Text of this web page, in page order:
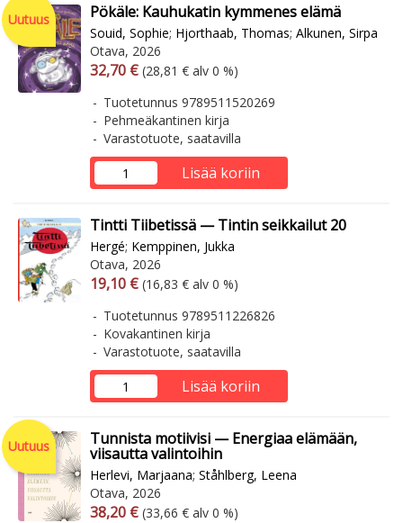
Uutuus Pökäle: Kauhukatin kymmenes elämä
Souid, Sophie; Hjorthaab, Thomas; Alkunen, Sirpa
Otava, 2026
Arvonlisäverollinen hinta
32,70 € Arvonlisäveroton hinta
(28,81 € alv 0 %)
Tuotetunnus 9789511520269
Pehmeäkantinen kirja
Varastotuote, saatavilla
Lisää koriin
Tintti Tiibetissä — Tintin seikkailut 20
Hergé; Kemppinen, Jukka
Otava, 2026
Arvonlisäverollinen hinta
19,10 € Arvonlisäveroton hinta
(16,83 € alv 0 %)
Tuotetunnus 9789511226826
Kovakantinen kirja
Varastotuote, saatavilla
Lisää koriin
Uutuus Tunnista motiivisi — Energiaa elämään,
viisautta valintoihin
Herlevi, Marjaana; Ståhlberg, Leena
Otava, 2026
Arvonlisäverollinen hinta
38,20 € Arvonlisäveroton hinta
(33,66 € alv 0 %)